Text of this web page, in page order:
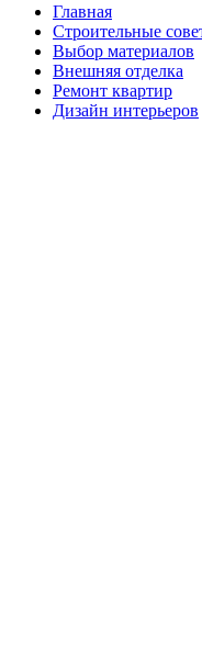
Главная
Строительные
Выбор материалов
Внешняя отделка
Ремонт квартир
Дизайн интерьеров